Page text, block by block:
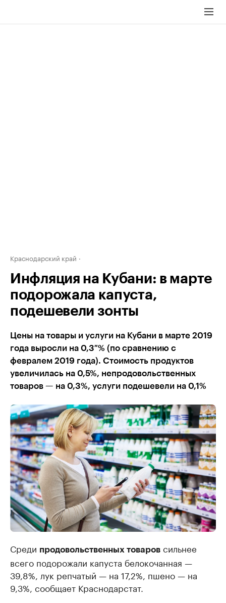
Краснодарский край
Инфляция на Кубани: в марте
подорожала капуста,
подешевели зонты
Цены на товары и услуги на Кубани в марте 2019
года выросли на 0,3 % (по сравнению с
февралем 2019 года). Стоимость продуктов
увеличилась на 0,5%, непродовольственных
товаров — на 0,3%, услуги подешевели на 0,1%
Среди продовольственных товаров сильнее
всего подорожали капуста белокочанная —
39,8%, лук репчатый — на 17,2%, пшено — на
9,3%, сообщает Краснодарстат.